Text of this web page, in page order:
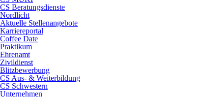
CS Beratungsdienste
Nordlicht
Aktuelle Stellenangebote
Karriereportal
Coffee Date
Praktikum
Ehrenamt
Zivildienst
Blitzbewerbung
CS Aus- & Weiterbildung
CS Schwestern
Unternehmen